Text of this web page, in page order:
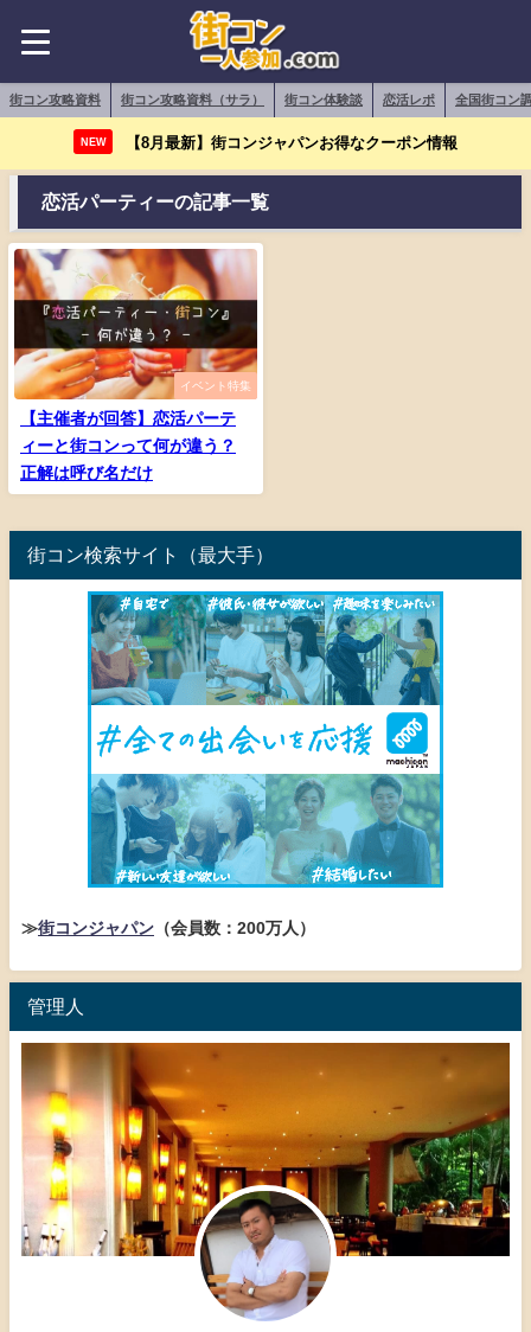
街コン攻略資料 街コン攻略資料（サラ） 街コン体験談 恋活レポ 全国街コン
NEW 【8月最新】街コンジャパンお得なクーポン情報
恋活パーティーの記事一覧
イベント特集
【主催者が回答】恋活パーテ
ィーと街コンって何が違う？
正解は呼び名だけ
街コン検索サイト（最大手）
≫街コンジャパン （会員数：200万人）
管理人